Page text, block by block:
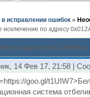
исправлении ошибок »
по адресу
по адресу 0x012A8F88 в
14 Фев 17, 21:58 |
goo.gl/
система